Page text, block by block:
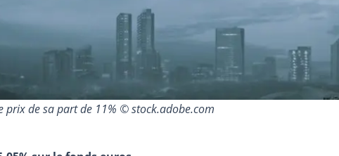
prix de sa part de 11% © stock.adobe.com